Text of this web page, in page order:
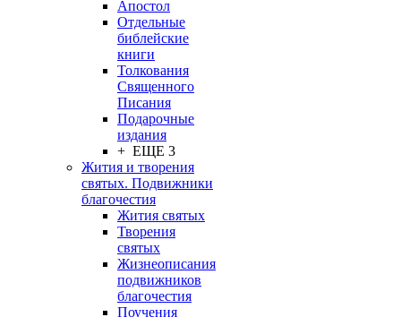
Апостол
Отдельные
библейские
книги
Толкования
Священного
Писания
Подарочные
издания
+ ЕЩЕ 3
Жития и творения
святых. Подвижники
благочестия
Жития святых
Творения
святых
Жизнеописания
подвижников
благочестия
Поучения